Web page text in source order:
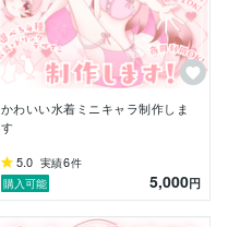
かわいい水着ミニキャラ制作しま
す
5.0 実績6件
購入可能
5,000円